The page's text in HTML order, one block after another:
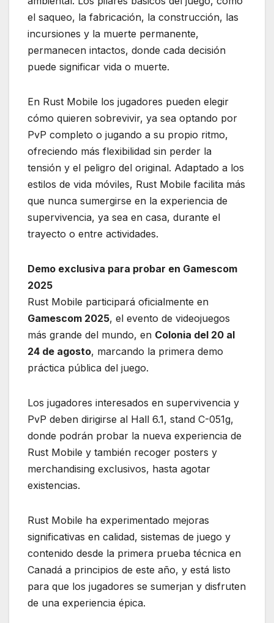
el saqueo, la fabricación, la construcción, las
incursiones y la muerte permanente,
permanecen intactos, donde cada decisión
puede significar vida o muerte.
En Rust Mobile los jugadores pueden elegir
cómo quieren sobrevivir, ya sea optando por
PvP completo o jugando a su propio ritmo,
ofreciendo más flexibilidad sin perder la
tensión y el peligro del original. Adaptado a los
estilos de vida móviles, Rust Mobile facilita más
que nunca sumergirse en la experiencia de
supervivencia, ya sea en casa, durante el
trayecto o entre actividades.
Demo exclusiva para probar en Gamescom
2025
Rust Mobile participará oficialmente en
Gamescom 2025, el evento de videojuegos
más grande del mundo, en Colonia del 20 al
24 de agosto, marcando la primera demo
práctica pública del juego.
Los jugadores interesados en supervivencia y
PvP deben dirigirse al Hall 6.1, stand C-051g,
donde podrán probar la nueva experiencia de
Rust Mobile y también recoger posters y
merchandising exclusivos, hasta agotar
existencias.
Rust Mobile ha experimentado mejoras
significativas en calidad, sistemas de juego y
contenido desde la primera prueba técnica en
Canadá a principios de este año, y está listo
para que los jugadores se sumerjan y disfruten
de una experiencia épica.